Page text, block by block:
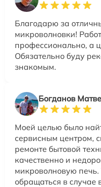
Благодарю за
микроволновки!
профессионально, а
Обязательно буду
знакомым.
Богданов
Моей целью было
сервисным центром,
ремонте бытовой
качественно и
микроволновую
обращаться в случае